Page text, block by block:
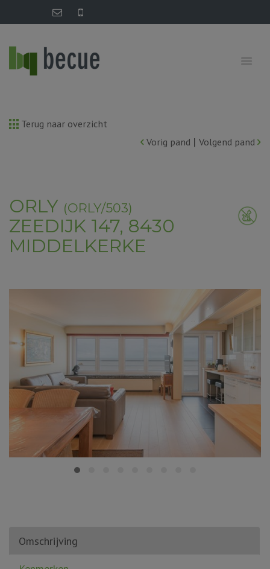
Terug naar overzicht
Vorig pand | Volgend pand
ORLY (ORLY/503)
ZEEDIJK 147, 8430
MIDDELKERKE
Omschrijving